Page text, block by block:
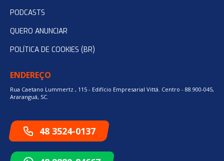
PODCASTS
QUERO ANUNCIAR
POLÍTICA DE COOKIES (BR)
ENDEREÇO
Rua Caetano Lummertz , 115 - Edifício Empresarial Vittá. Centro - 88.900-045,
Araranguá, SC.
48 3524-0137